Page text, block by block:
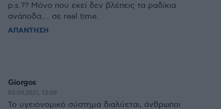
p.s.?? Μόνο που εκεί δεν βλέπεις τα ραδίκια
ανάποδα.... σε real time..
ΑΠΑΝΤΗΣΗ
Giorgos
03.09.2021, 13:08
Το υγειονομικό σύστημα διαλύεται, άνθρωποι